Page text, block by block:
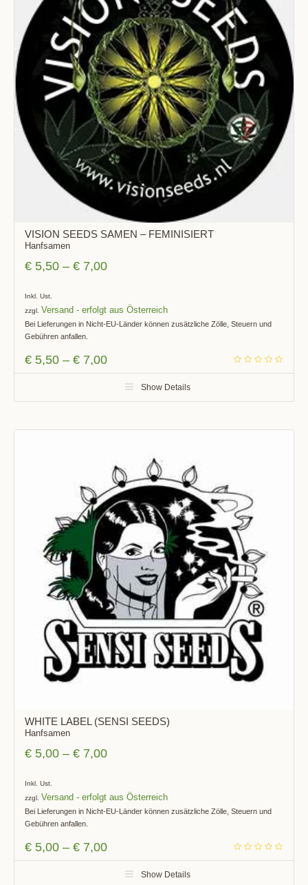
VISION SEEDS SAMEN – FEMINISIERT
Hanfsamen
€ 5,50 –€ 7,00
Inkl. Ust.
zzgl. Versand
Bei Lieferungen in Nicht-EU-Länder können zusätzliche Zölle, Steuern und
Gebühren anfallen.
€ 5,50 –€ 7,00
Show Details
WHITE LABEL (SENSI SEEDS)
Hanfsamen
€ 5,00 –€ 7,00
Inkl. Ust.
zzgl. Versand
Bei Lieferungen in Nicht-EU-Länder können zusätzliche Zölle, Steuern und
Gebühren anfallen.
€ 5,00 –€ 7,00
Show Details